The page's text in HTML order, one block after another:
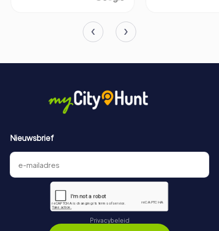
architectonisch significante gebouwen, maken het een
must-visit bestemming voor iedereen die deze prachtige
Nieuwsbrief
Privacybeleid